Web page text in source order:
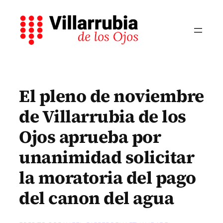
contenido
El pleno de noviembre
de Villarrubia de los
Ojos aprueba por
unanimidad solicitar
la moratoria del pago
del canon del agua